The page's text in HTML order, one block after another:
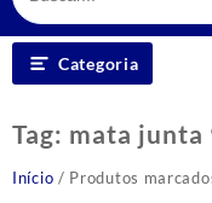
Categoria
Tag: mata junta
Início / Produtos